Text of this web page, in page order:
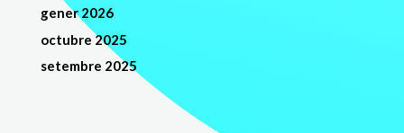
gener 2026
octubre 2025
setembre 2025